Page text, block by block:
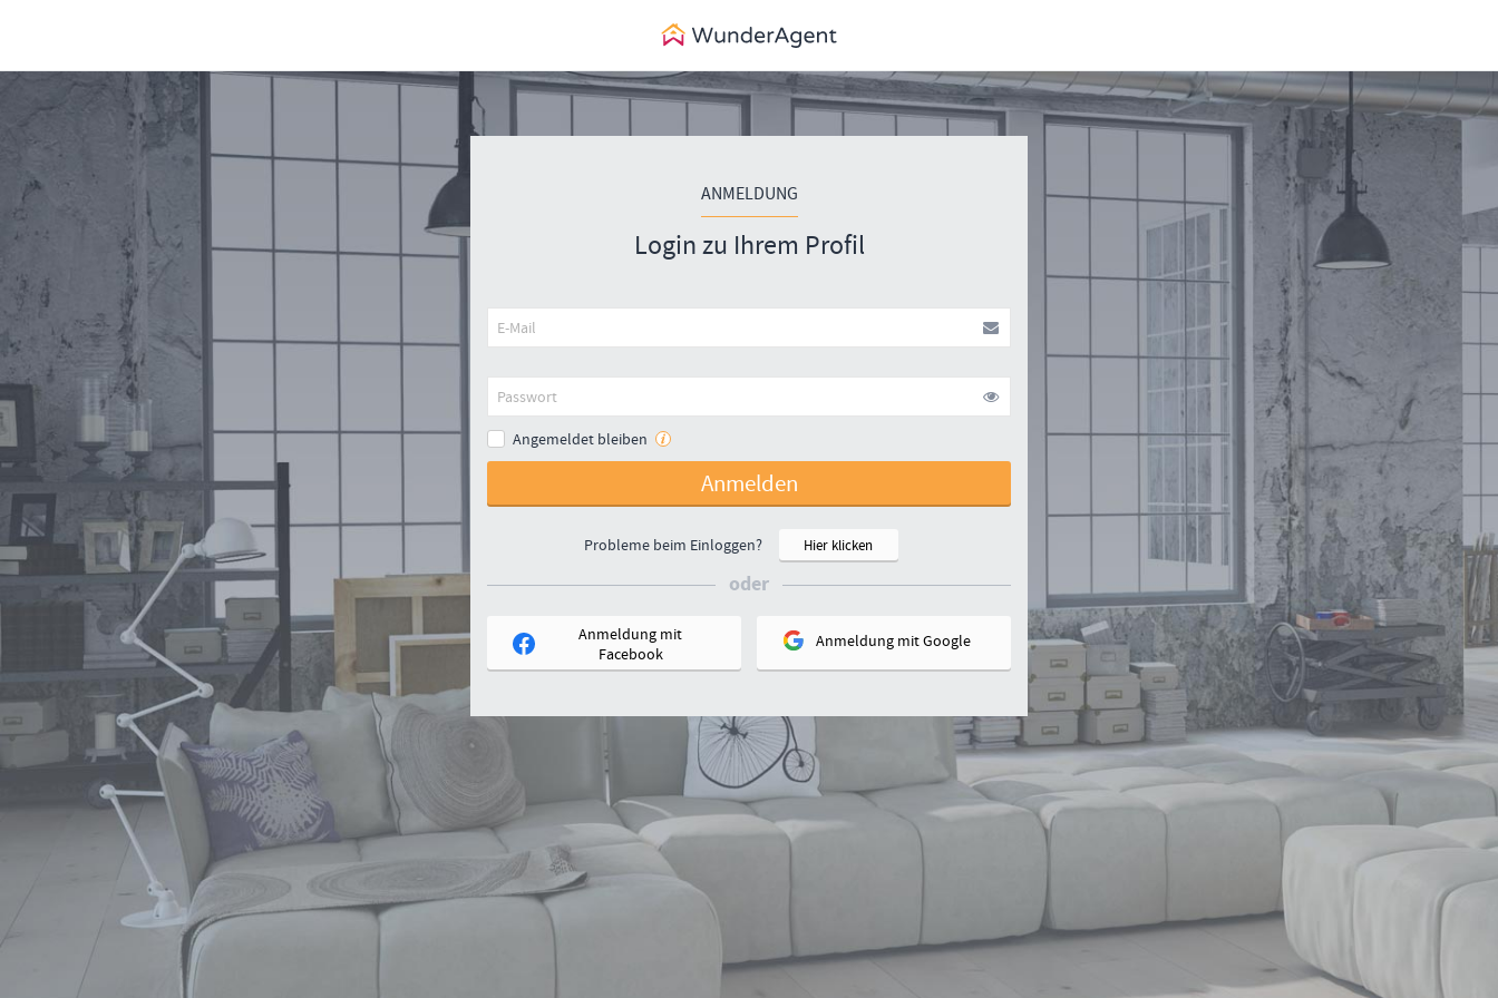
ANMELDUNG
Login zu Ihrem Profil
Angemeldet bleiben
Anmelden
Probleme beim Einloggen? Hier klicken
oder
Anmeldung mit
Facebook
Anmeldung mitGoogle